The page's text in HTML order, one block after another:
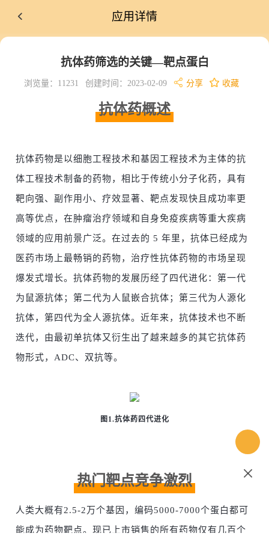
应用详情
抗体药筛选的关键—靶点蛋白
浏览量：11231 创建时间：2023-02-09 分享 收藏
抗体药概述
抗体药物是以细胞工程技术和基因工程技术为主体的抗
体工程技术制备的药物，相比于传统小分子化药，具有
靶向强、副作用小、疗效显著、靶点发现快且成功率更
高等优点，在肿瘤治疗领域和自身免疫疾病等重大疾病
领域的应用前景广泛。在过去的 5 年里，抗体已经成为
医药市场上最畅销的药物，治疗性抗体药物的市场呈现
爆发式增长。抗体药物的发展历经了四代进化：第一代
为鼠源抗体；第二代为人鼠嵌合抗体；第三代为人源化
抗体，第四代为全人源抗体。近年来，抗体技术也不断
迭代，由最初单抗体又衍生出了越来越多的其它抗体药
物形式，ADC、双抗等。
图1.抗体药四代进化
热门靶点竞争激烈
人类大概有2.5-2万个基因，编码5000-7000个蛋白都可
能成为药物靶点。现已上市销售的所有药物仅有几百个